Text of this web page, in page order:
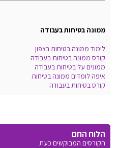
ממונה בטיחות בעבודה
לימוד ממונה בטיחות בצפון
קורס ממונה בטיחות בעבודה
ממונים על בטיחות בעבודה
איפה לומדים ממונה בטיחות
קורס בטיחות בעבודה
הלוח החם
הקורסים המבוקשים כעת